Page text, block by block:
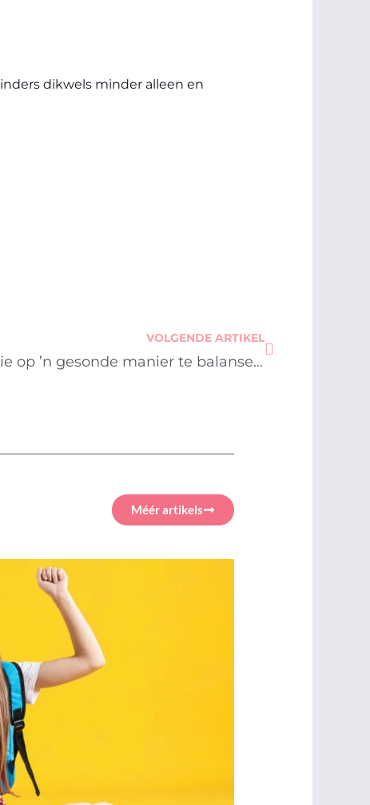
dikwels minder alleen en
VOLGENDE ARTIKEL
Hoe om leer en vakansie op ’n gesonde manier te balanseer
Next
Méér artikels